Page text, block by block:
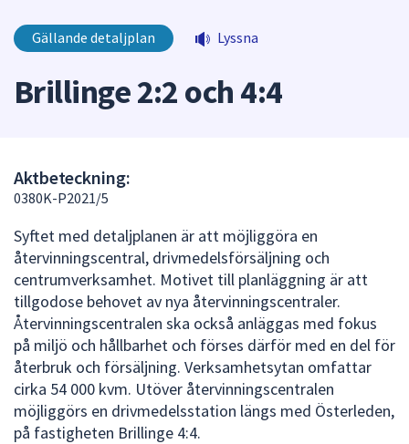
i
under
fältet.
Använd
piltangenterna
för
att
navigera
mellan
sökförslagen
och
Gällande detaljplan Lyssna
Brillinge 2:2 och 4:4
Aktbeteckning:
0380K-P2021/5
Syftet med detaljplanen är att möjliggöra en
återvinningscentral, drivmedelsförsäljning och
centrumverksamhet. Motivet till planläggning är att
tillgodose behovet av nya återvinningscentraler.
Återvinningscentralen ska också anläggas med fokus
på miljö och hållbarhet och förses därför med en del för
återbruk och försäljning. Verksamhetsytan omfattar
cirka 54 000 kvm. Utöver återvinningscentralen
möjliggörs en drivmedelsstation längs med Österleden,
på fastigheten Brillinge 4:4.